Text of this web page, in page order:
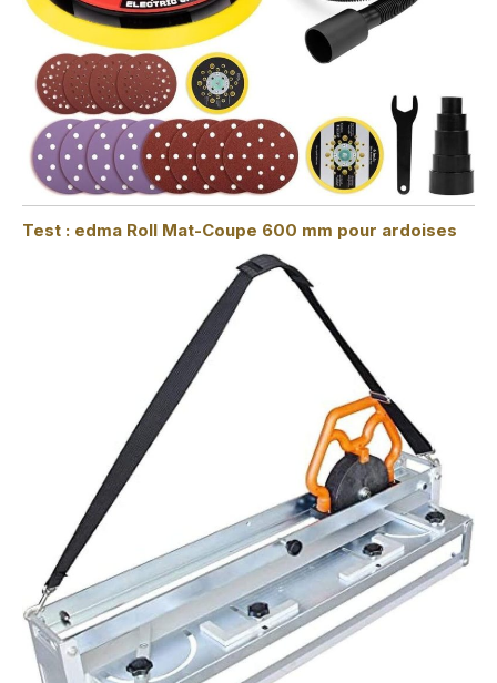
Test : edma Roll Mat-Coupe 600 mm pour ardoises